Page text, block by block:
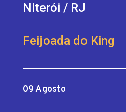
Niterói / RJ
Feijoada do King
09 Agosto